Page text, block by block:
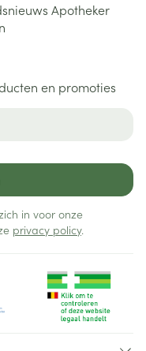
Apotheker
en promoties
in voor onze
privacy policy.